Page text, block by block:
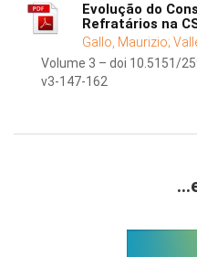
Evolução do
Refratários na
Gallo, Maurizio;
Volume 3 – doi 10.5151/
v3-147-162